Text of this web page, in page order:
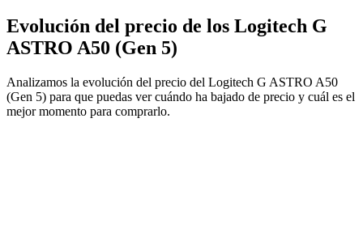
Evolución del precio de los Logitech G
ASTRO A50 (Gen 5)
Analizamos la evolución del precio del Logitech G ASTRO A50
(Gen 5) para que puedas ver cuándo ha bajado de precio y cuál es el
mejor momento para comprarlo.